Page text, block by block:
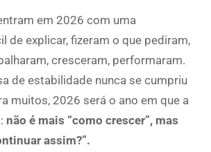
em 2026 com uma
de explicar, fizeram o que pediram,
cresceram, performaram.
de estabilidade nunca se cumpriu
muitos, 2026 será o ano em que a
não é mais “como crescer”, mas
assim?”.